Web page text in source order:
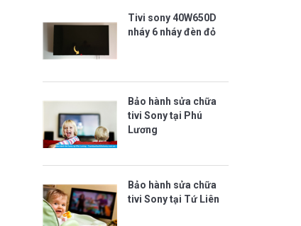
Tivi sony 40W650D
nháy 6 nháy đèn đỏ
Bảo hành sửa chữa
tivi Sony tại Phú
Lương
Bảo hành sửa chữa
tivi Sony tại Tứ Liên